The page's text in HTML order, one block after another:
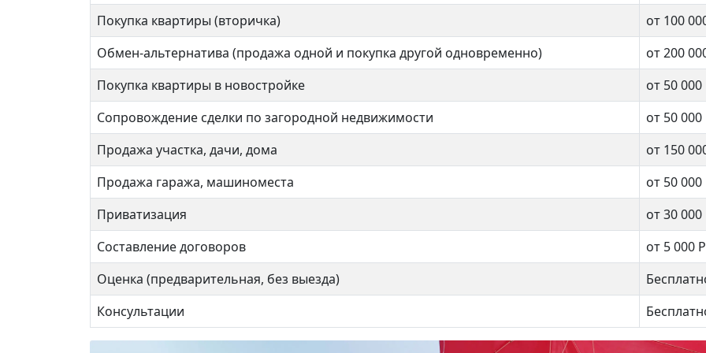
Покупка квартиры (вторичка)
от 100
Обмен-альтернатива (продажа одной и покупка другой одновременно)
от 200
Покупка квартиры в новостройке
от 50 000
Сопровождение сделки по загородной недвижимости
от 50 000
Продажа участка, дачи, дома
от 150
Продажа гаража, машиноместа
от 50 000
Приватизация
от 30 000
Составление договоров
от 5 000 Р
Оценка (предварительная, без выезда)
Консультации
2 комнат
56 кв.м.
Бульвар Рокоссовского
2 комнат
44 кв.м.